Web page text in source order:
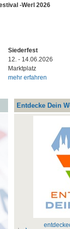
-Werl 2026
Siederfest
12. - 14.06.2026
Marktplatz
mehr erfahren
Entdecke Dein